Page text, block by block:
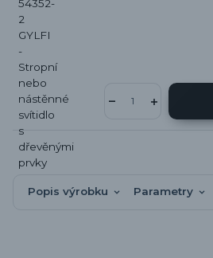
Popis výrobku Parametry